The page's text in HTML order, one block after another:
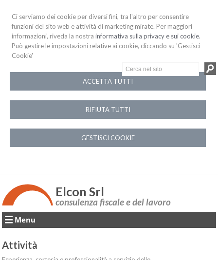
Ci serviamo dei cookie per diversi fini, tra l'altro per consentire
funzioni del sito web e attività di marketing mirate. Per maggiori
informazioni, riveda la nostrainformativa sulla privacy e sui cookie.
Può gestire le impostazioni relative ai cookie, cliccando su 'Gestisci
Cookie'
ACCETTA TUTTI
RIFIUTA TUTTI
GESTISCI COOKIE
Elcon Srl
consulenza fiscale e del lavoro
Menu
Attività